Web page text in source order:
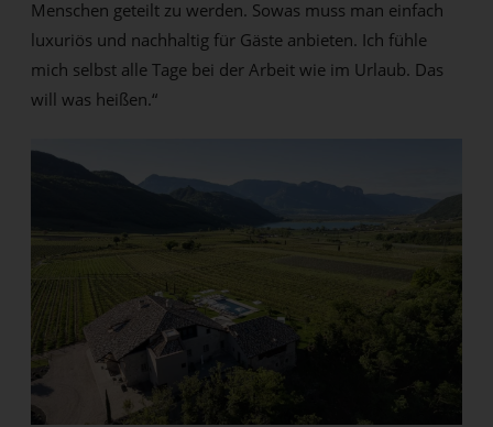
Menschen geteilt zu werden. Sowas muss man einfach
luxuriös und nachhaltig für Gäste anbieten. Ich fühle
mich selbst alle Tage bei der Arbeit wie im Urlaub. Das
will was heißen.“